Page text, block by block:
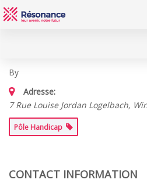
Skip
Skip
to
By
Adresse:
7 Rue Louise Jordan Logelbach,
Pôle Handicap
CONTACT INFORMATION